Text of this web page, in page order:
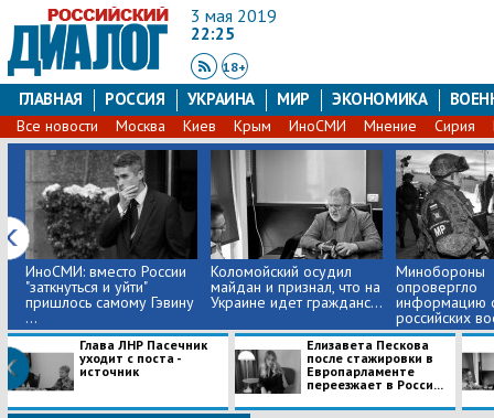
3 мая 2019
22:25
18+
ГЛАВНАЯ РОССИЯ УКРАИНА МИР ЭКОНОМИКА
Все новости Москва Киев Крым ИноСМИ Мнение Сирия
ИноСМИ: вместо России
"заткнуться и уйти"
пришлось самому Гэвину
...
Коломойский осудил
майдан и признал, что на
Украине идет гражданс...
Минобороны
опровергло
информацию
российских
Си...
Глава ЛНР Пасечник
уходит с поста -
источник
Елизавета Пескова
после стажировки в
Европарламенте
переезжает в Росси...